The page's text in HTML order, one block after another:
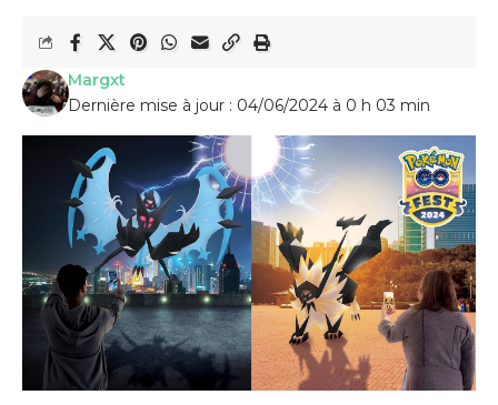
Dernière mise à jour : 04/06/2024 à 0 h 03 min
Margxt